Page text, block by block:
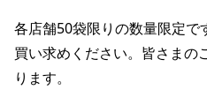
各店舗50袋限りの数量限定で
買い求めください。皆さまの
ります。